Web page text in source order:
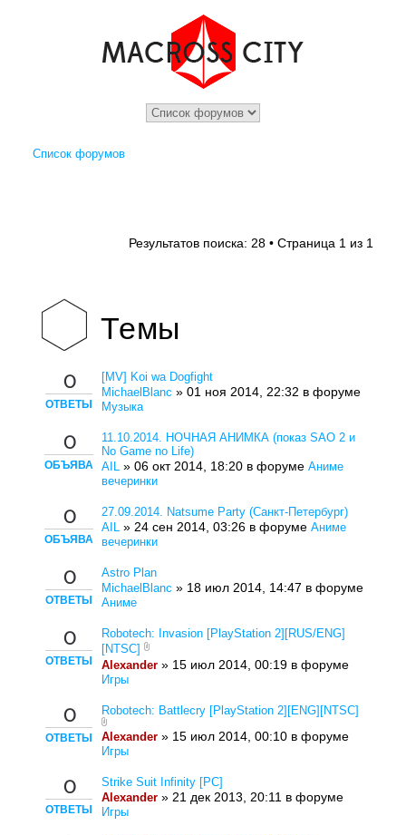
Список форумов
Результатов поиска: 28 • Страница 1из 1
Темы
0
ОТВЕТЫ
[MV] Koi wa Dogfight
MichaelBlanc » 01 ноя 2014, 22:32 в форуме
Музыка
0
ОБЪЯВА
11.10.2014. НОЧНАЯ АНИМКА (показ SAO 2 и
No Game no Life)
AIL » 06 окт 2014, 18:20 в форумеАниме
вечеринки
0
ОБЪЯВА
27.09.2014. Natsume Party (Санкт-Петербург)
AIL » 24 сен 2014, 03:26 в форумеАниме
вечеринки
0
ОТВЕТЫ
Astro Plan
MichaelBlanc » 18 июл 2014, 14:47 в форуме
Аниме
0
ОТВЕТЫ
Robotech: Invasion [PlayStation 2][RUS/ENG]
[NTSC]
Alexander » 15 июл 2014, 00:19 в форуме
Игры
0
ОТВЕТЫ
Robotech: Battlecry [PlayStation 2][ENG][NTSC]
Alexander » 15 июл 2014, 00:10 в форуме
Игры
0
ОТВЕТЫ
Strike Suit Infinity [PC]
Alexander » 21 дек 2013, 20:11 в форуме
Игры